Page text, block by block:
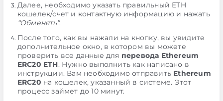
Далее, необходимо указать правильный ETH
кошелек/счет и контактную информацию и нажать
“Обменять”.
После того, как вы нажали на кнопку, вы увидите
дополнительное окно, в котором вы можете
проверить все данные для перевода Ethereum
ERC20 ETH. Нужно выполнить как написано в
инструкции. Вам необходимо отправить Ethereum
ERC20 на кошелек, указанный в системе. Этот
процесс займет до 10 минут.